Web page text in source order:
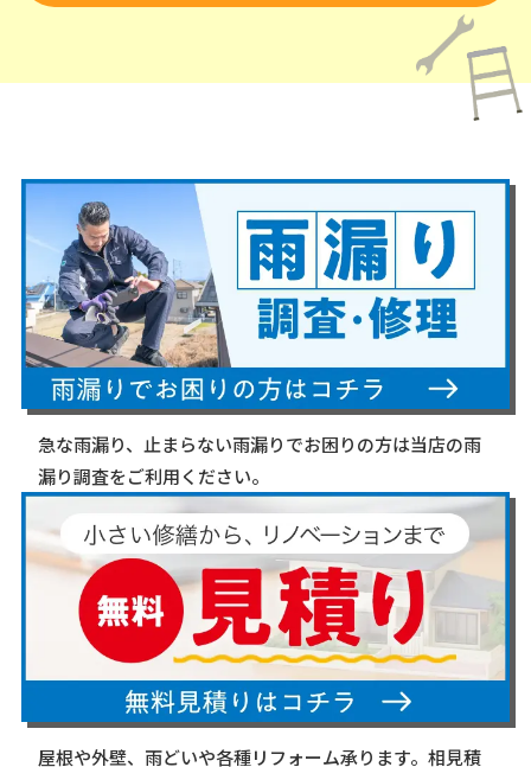
急な雨漏り、止まらない雨漏りでお困りの方は当店の雨
漏り調査をご利用ください。
屋根や外壁、雨どいや各種リフォーム承ります。相見積